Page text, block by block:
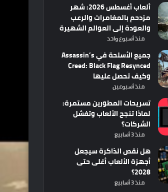
ألعاب أغسطس 2026: شهر
مزدحم بالمغامرات والرعب
والعودة إلى العوالم الشهيرة
منذ أسبوع واحد
جميع الأسلحة في Assassin’s
Creed: Black Flag Resynced
وكيف تحصل عليها
منذ أسبوعين
تسريحات المطورين مستمرة:
لماذا تنجح الألعاب وتفشل
الشركات؟
منذ 3 أسابيع
هل نقص الذاكرة سيجعل
أجهزة الألعاب أغلى حتى
2028؟
منذ 3 أسابيع